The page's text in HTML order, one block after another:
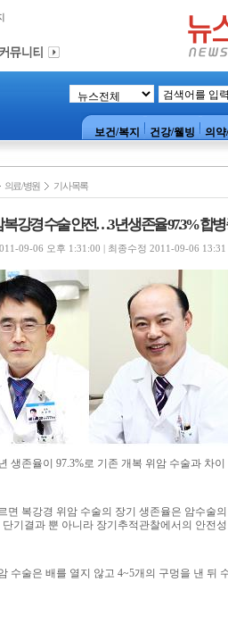
보건/복지 건강/웰빙 의
의료/병원 기사목록
복강경 수술 안전…3년 생존율 97.3% 합병
09-06 오후 1:31:00 | 최종수정 2011-09-06 13:31
생존율이 97.3%로 기존 개복 위암 수술과 차
면 복강경 위암 수술의 장기 생존율은 암수술
단기결과 뿐 아니라 장기추적관찰에서의 안전
수술은 배를 열지 않고 4~5개의 구멍을 낸 뒤